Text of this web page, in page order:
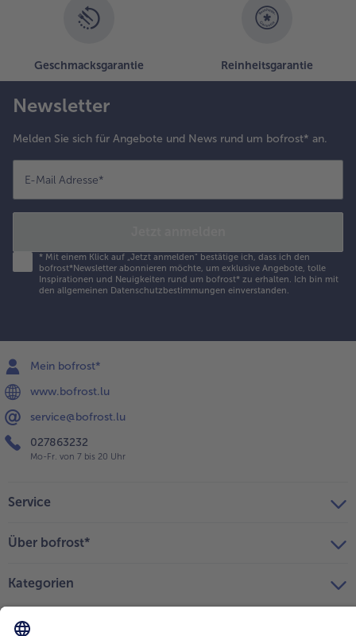
Geschmacksgarantie Reinheitsgarantie
Newsletter
Melden Sie sich für Angebote und News rund um bofrost* an.
E-Mail Adresse*
* Mit einem Klick auf „Jetzt anmelden" bestätige ich, dass ich den
bofrost*Newsletter abonnieren möchte, um exklusive Angebote, tolle
Inspirationen und Neuigkeiten rund um bofrost* zu erhalten. Ich bin mit
den allgemeinen Datenschutzbestimmungen einverstanden.
Mein bofrost*
www.bofrost.lu
service@bofrost.lu
027863232
Mo-Fr. von 7 bis 20 Uhr
Service
Über bofrost*
Kategorien